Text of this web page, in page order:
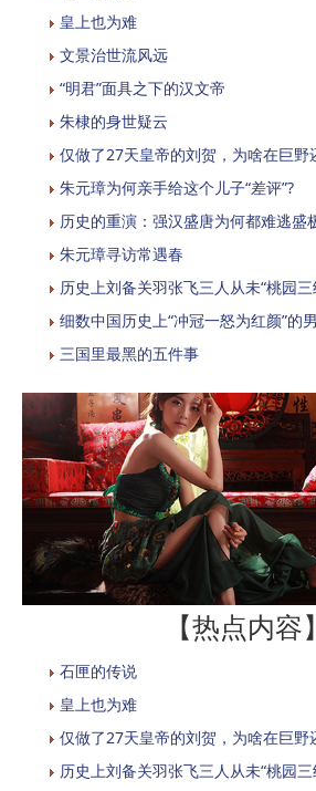
皇上也为难
文景治世流风远
“明君”面具之下的汉文帝
朱棣的身世疑云
仅做了27天皇帝的刘贺，为啥在巨野
朱元璋为何亲手给这个儿子“差评”?
历史的重演：强汉盛唐为何都难逃盛
朱元璋寻访常遇春
历史上刘备关羽张飞三人从未“桃园三
细数中国历史上“冲冠一怒为红颜”的
三国里最黑的五件事
【热点内容】
石匣的传说
皇上也为难
仅做了27天皇帝的刘贺，为啥在巨野
历史上刘备关羽张飞三人从未“桃园三